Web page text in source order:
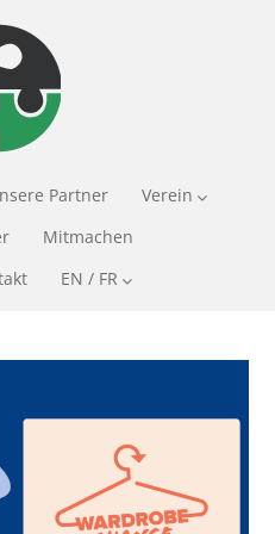
Partner
Verein
Mitmachen
EN / FR